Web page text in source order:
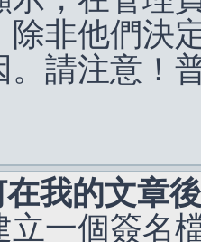
除非他們決
。請注意！
我的文章
立一個簽名